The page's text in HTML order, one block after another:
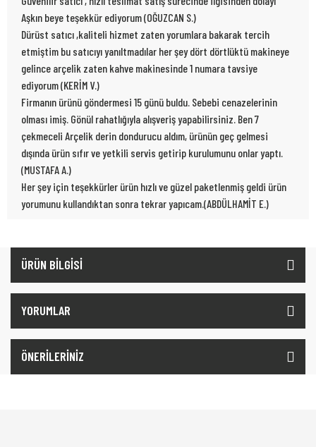
Aşkın beye teşekkür ediyorum (OĞUZCAN S.)
Dürüst satıcı ,kaliteli hizmet zaten yorumlara bakarak tercih
etmiştim bu satıcıyı yanıltmadılar her şey dört dörtlüktü makineye
gelince arçelik zaten kahve makinesinde 1 numara tavsiye
ediyorum (KERİM V.)
Firmanın ürünü göndermesi 15 günü buldu. Sebebi cenazelerinin
olması imiş. Gönül rahatlığıyla alışveriş yapabilirsiniz. Ben 7
çekmeceli Arçelik derin dondurucu aldım, ürünün geç gelmesi
dışında ürün sıfır ve yetkili servis getirip kurulumunu onlar yaptı.
(MUSTAFA A.)
Her şey için teşekkürler ürün hızlı ve güzel paketlenmiş geldi ürün
yorumunu kullandıktan sonra tekrar yapıcam.(ABDÜLHAMİT E.)
ÜRÜN BİLGİSİ
YORUMLAR
ÖNERİLERİNİZ